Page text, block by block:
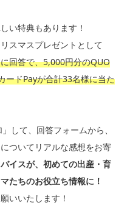
い特典もあります！
スマスプレゼントとして
回答で、5,000円分のQUO
ードPayが合計33名様に当た
して、回答フォームから、
ついてリアルな感想をお寄
イスが、初めての出産・育
たちのお役立ち情報に！
いいたします！